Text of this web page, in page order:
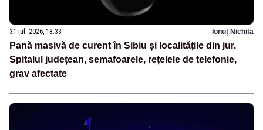
31 iul. 2026, 18:33 Ionuț Nichita
Pană masivă de curent în Sibiu și localitățile din jur.
Spitalul județean, semafoarele, rețelele de telefonie,
grav afectate